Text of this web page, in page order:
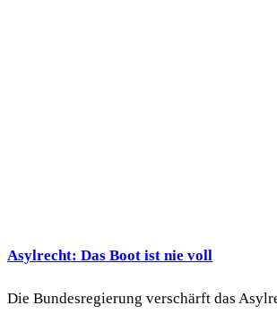
Asylrecht: Das Boot ist nie voll
Die Bundesregierung verschärft das